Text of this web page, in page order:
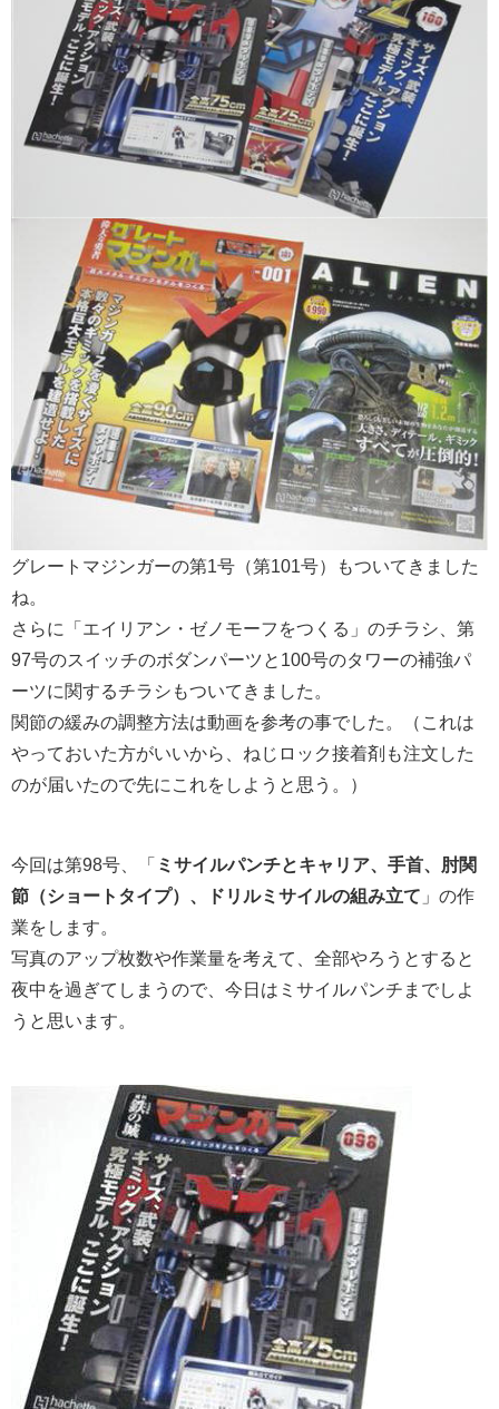
グレートマジンガーの第1号（第101号）もついてきました
ね。
さらに「エイリアン・ゼノモーフをつくる」のチラシ、第
97号のスイッチのボダンパーツと100号のタワーの補強パ
ーツに関するチラシもついてきました。
関節の緩みの調整方法は動画を参考の事でした。（これは
やっておいた方がいいから、ねじロック接着剤も注文した
のが届いたので先にこれをしようと思う。）
今回は第98号、「
ミサイルパンチとキャリア、手首、肘関
節（ショートタイプ）、ドリルミサイルの組み立て 」の作
業をします。
写真のアップ枚数や作業量を考えて、全部やろうとすると
夜中を過ぎてしまうので、今日はミサイルパンチまでしよ
うと思います。